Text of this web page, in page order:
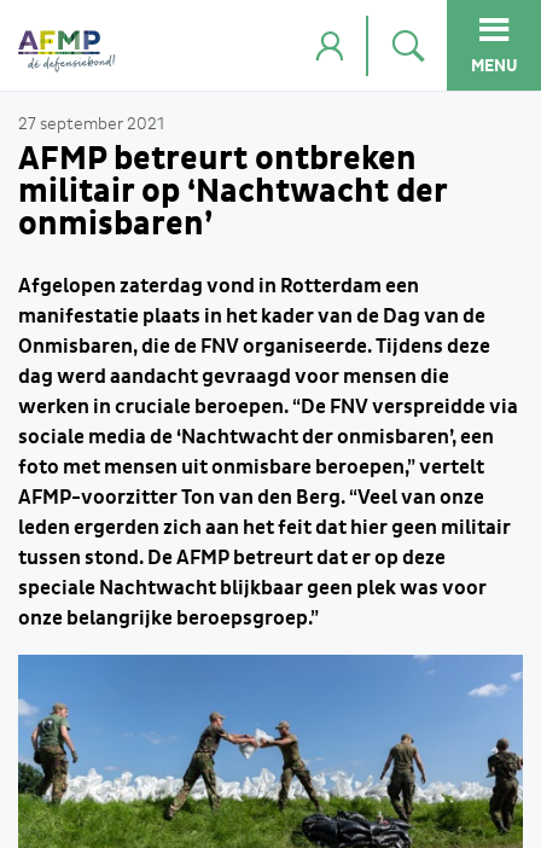
MENU
27 september 2021
AFMP betreurt ontbreken
militair op ‘Nachtwacht der
onmisbaren’
Afgelopen zaterdag vond in Rotterdam een
manifestatie plaats in het kader van de Dag van de
Onmisbaren, die de FNV organiseerde. Tijdens deze
dag werd aandacht gevraagd voor mensen die
werken in cruciale beroepen. “De FNV verspreidde via
sociale media de ‘Nachtwacht der onmisbaren’, een
foto met mensen uit onmisbare beroepen,” vertelt
AFMP-voorzitter Ton van den Berg. “Veel van onze
leden ergerden zich aan het feit dat hier geen militair
tussen stond. De AFMP betreurt dat er op deze
speciale Nachtwacht blijkbaar geen plek was voor
onze belangrijke beroepsgroep.”